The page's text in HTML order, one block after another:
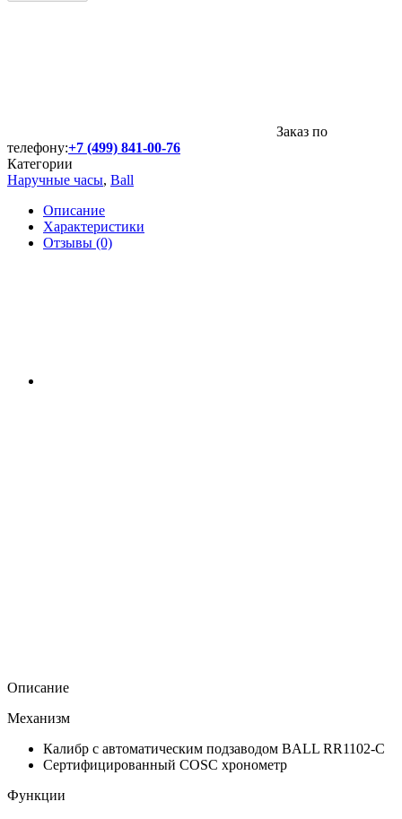
Заказ по
телефону:+7 (499) 841-00-76
Категории
Наручные часы, Ball
Описание
Характеристики
Отзывы (0)
Описание
Механизм
Калибр с автоматическим подзаводом BALL RR1102-C
Сертифицированный COSC хронометр
Функции